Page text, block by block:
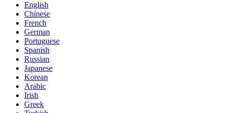
English
Chinese
French
German
Portuguese
Spanish
Russian
Japanese
Korean
Arabic
Irish
Greek